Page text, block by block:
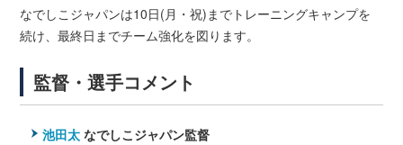
なでしこジャパンは10日(月・祝)までトレーニングキャンプを
続け、最終日までチーム強化を図ります。
監督・選手コメント
池田太 なでしこジャパン監督